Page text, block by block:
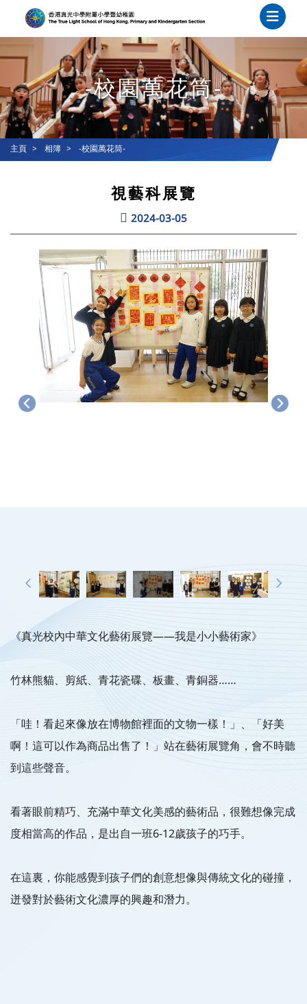
-校園萬花筒-
主頁 相簿 -校園萬花筒-
視藝科展覽
2024-03-05
《真光校內中華文化藝術展覽——我是小小藝術家》
竹林熊貓、剪紙、青花瓷碟、板畫、青銅器……
「哇！看起來像放在博物館裡面的文物一樣！」、「好美
啊！這可以作為商品出售了！」站在藝術展覽角，會不時聽
到這些聲音。
看著眼前精巧、充滿中華文化美感的藝術品，很難想像完成
度相當高的作品，是出自一班6-12歲孩子的巧手。
在這裏，你能感覺到孩子們的創意想像與傳統文化的碰撞，
迸發對於藝術文化濃厚的興趣和潛力。